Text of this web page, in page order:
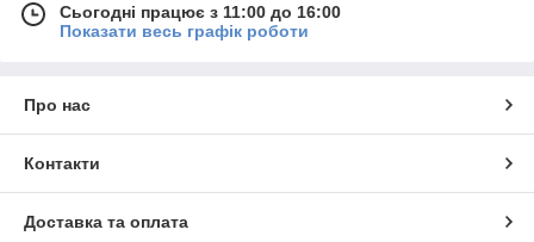
Сьогодні працює з 11:00 до 16:00
Показати весь графік роботи
Про нас
Контакти
Доставка та оплата